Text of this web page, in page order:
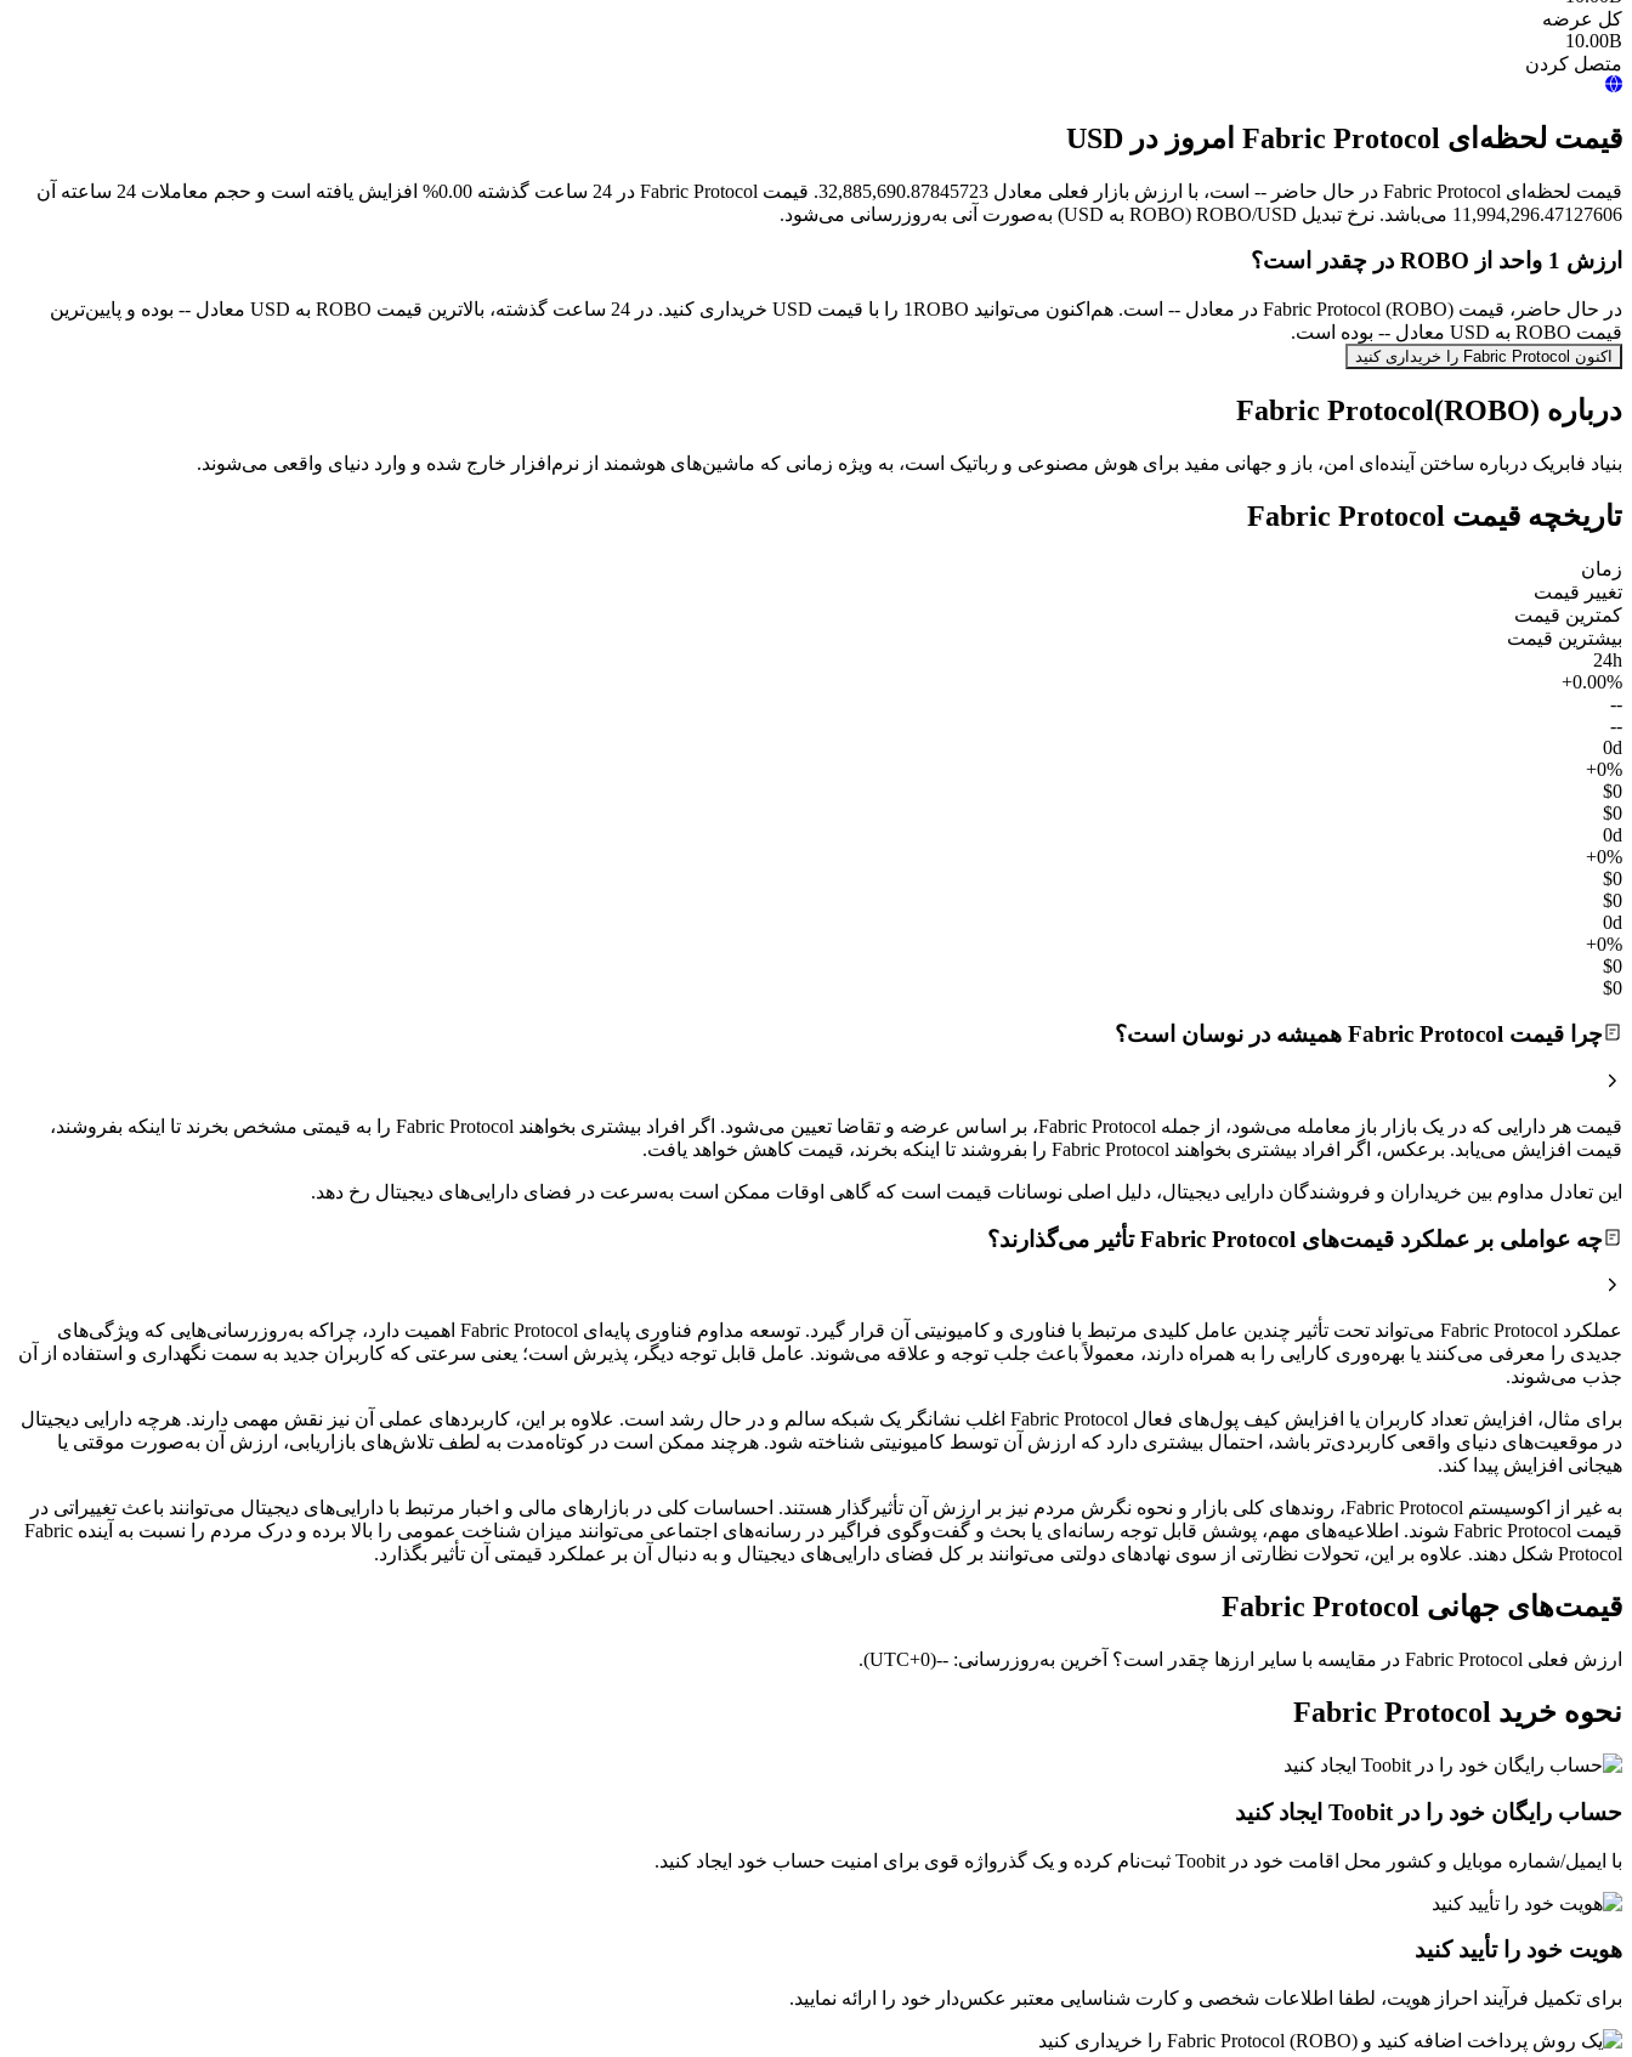
کل عرضه
10.00B
متصل کردن
قیمت لحظه‌ای Fabric Protocol امروز در USD
قیمت لحظه‌ای Fabric Protocol در حال حاضر -- است، با ارزش بازار فعلی معادل 32,885,690.87845723. قیمت Fabric Protocol در 24 ساعت گذشته 0.00% افزایش یافته است و حجم معاملات 24 ساعته آن
11,994,296.47127606 می‌باشد. نرخ تبدیل ROBO/USD (ROBO به USD) به‌صورت آنی به‌روزرسانی می‌شود.
ارزش 1 واحد از ROBO در چقدر است؟
در حال حاضر، قیمت Fabric Protocol (ROBO) در معادل -- است. هم‌اکنون می‌توانید 1ROBO را با قیمت USD خریداری کنید. در 24 ساعت گذشته، بالاترین قیمت ROBO به USD معادل -- بوده و پایین‌ترین
قیمت ROBO به USD معادل -- بوده است.
اکنون Fabric Protocol را خریداری کنید
درباره Fabric Protocol(ROBO)
بنیاد فابریک درباره ساختن آینده‌ای امن، باز و جهانی مفید برای هوش مصنوعی و رباتیک است، به ویژه زمانی که ماشین‌های هوشمند از نرم‌افزار خارج شده و وارد دنیای واقعی می‌شوند.
تاریخچه قیمت Fabric Protocol
زمان
تغییر قیمت
کمترین قیمت
بیشترین قیمت
24h
+0.00%
--
--
0d
+0%
$0
$0
0d
+0%
$0
$0
0d
+0%
$0
$0
چرا قیمت Fabric Protocol همیشه در نوسان است؟
قیمت هر دارایی که در یک بازار باز معامله می‌شود، از جمله Fabric Protocol، بر اساس عرضه و تقاضا تعیین می‌شود. اگر افراد بیشتری بخواهند Fabric Protocol را به قیمتی مشخص بخرند تا اینکه بفروشند،
قیمت افزایش می‌یابد. برعکس، اگر افراد بیشتری بخواهند Fabric Protocol را بفروشند تا اینکه بخرند، قیمت کاهش خواهد یافت.
این تعادل مداوم بین خریداران و فروشندگان دارایی دیجیتال، دلیل اصلی نوسانات قیمت است که گاهی اوقات ممکن است به‌سرعت در فضای دارایی‌های دیجیتال رخ دهد.
چه عواملی بر عملکرد قیمت‌های Fabric Protocol تأثیر می‌گذارند؟
عملکرد Fabric Protocol می‌تواند تحت تأثیر چندین عامل کلیدی مرتبط با فناوری و کامیونیتی آن قرار گیرد. توسعه مداوم فناوری پایه‌ای Fabric Protocol اهمیت دارد، چراکه به‌روزرسانی‌هایی که ویژگی‌های
جدیدی را معرفی می‌کنند یا بهره‌وری کارایی را به همراه دارند، معمولاً باعث جلب توجه و علاقه‌ می‌شوند. عامل قابل توجه دیگر، پذیرش است؛ یعنی سرعتی که کاربران جدید به سمت نگهداری و استفاده از آن
جذب می‌شوند.
برای مثال، افزایش تعداد کاربران یا افزایش کیف پول‌های فعال Fabric Protocol اغلب نشانگر یک شبکه سالم و در حال رشد است. علاوه بر این، کاربردهای عملی آن نیز نقش مهمی دارند. هرچه دارایی دیجیتال
در موقعیت‌های دنیای واقعی کاربردی‌تر باشد، احتمال بیشتری دارد که ارزش آن توسط کامیونیتی شناخته شود. هرچند ممکن است در کوتاه‌مدت به لطف تلاش‌های بازاریابی، ارزش آن به‌صورت موقتی یا
هیجانی افزایش پیدا کند.
به غیر از اکوسیستم Fabric Protocol، روندهای کلی بازار و نحوه نگرش مردم نیز بر ارزش آن تأثیرگذار هستند. احساسات کلی در بازارهای مالی و اخبار مرتبط با دارایی‌های دیجیتال می‌توانند باعث تغییراتی در
قیمت Fabric Protocol شوند. اطلاعیه‌های مهم، پوشش قابل توجه رسانه‌ای یا بحث و گفت‌وگوی فراگیر در رسانه‌های اجتماعی می‌توانند میزان شناخت عمومی را بالا برده و درک مردم را نسبت به آینده Fabric
Protocol شکل دهند. علاوه بر این، تحولات نظارتی از سوی نهادهای دولتی می‌توانند بر کل فضای دارایی‌های دیجیتال و به‌ دنبال آن بر عملکرد قیمتی آن تأثیر بگذارد.
قیمت‌های جهانی Fabric Protocol
ارزش فعلی Fabric Protocol در مقایسه با سایر ارزها چقدر است؟ آخرین به‌روزرسانی: --(UTC+0).
نحوه خرید Fabric Protocol
حساب رایگان خود را در Toobit ایجاد کنید
با ایمیل/شماره موبایل و کشور محل اقامت خود در Toobit ثبت‌نام کرده و یک گذرواژه قوی برای امنیت حساب خود ایجاد کنید.
هویت خود را تأیید کنید
برای تکمیل فرآیند احراز هویت، لطفا اطلاعات شخصی و کارت شناسایی معتبر عکس‌دار خود را ارائه نمایید.